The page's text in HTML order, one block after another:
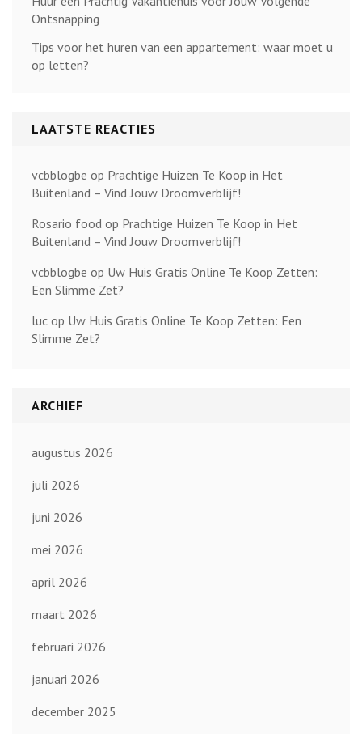
Ontsnapping
Tips voor het huren van een appartement: waar moet u
op letten?
LAATSTE REACTIES
vcbblogbe op Prachtige Huizen Te Koop in Het
Buitenland – Vind Jouw Droomverblijf!
Rosario food op Prachtige Huizen Te Koop in Het
Buitenland – Vind Jouw Droomverblijf!
vcbblogbe op Uw Huis Gratis Online Te Koop Zetten:
Een Slimme Zet?
luc op Uw Huis Gratis Online Te Koop Zetten: Een
Slimme Zet?
ARCHIEF
augustus 2026
juli 2026
juni 2026
mei 2026
april 2026
maart 2026
februari 2026
januari 2026
december 2025